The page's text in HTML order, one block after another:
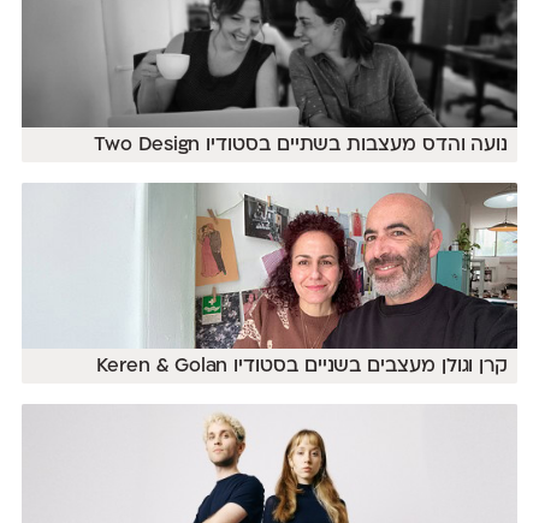
נועה והדס מעצבות בשתיים בסטודיו Two Design
קרן וגולן מעצבים בשניים בסטודיו Keren & Golan